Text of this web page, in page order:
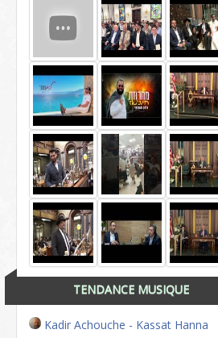
TENDANCE MUSIQUE
Kadir Achouche - Kassat Hanna